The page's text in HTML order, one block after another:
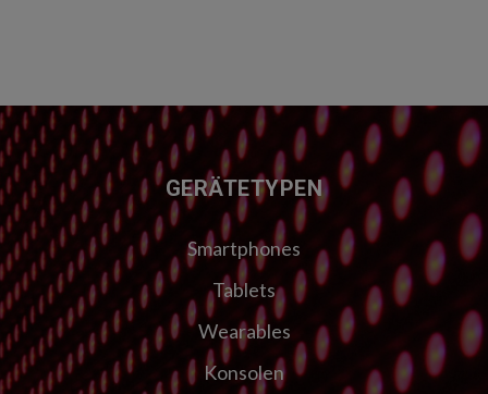
FUSSZEILE GERÄTETYPEN
Smartphones
Tablets
Wearables
Konsolen